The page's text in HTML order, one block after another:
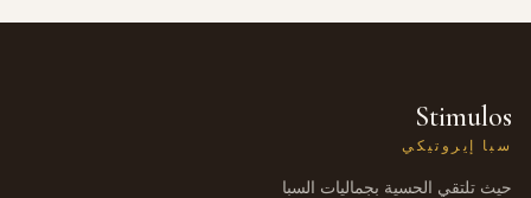
Stimulos
سبا إيروتيكي
حيث تلتقي الحسية بجماليات السبا